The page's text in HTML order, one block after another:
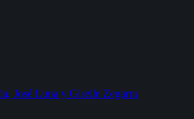
José Luna y Giselle Zegarra